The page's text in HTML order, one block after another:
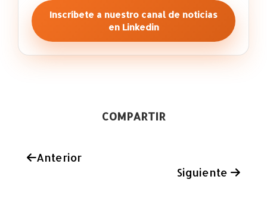
Inscríbete a nuestro canal de noticias
en Linkedin
COMPARTIR
Anterior
Siguiente